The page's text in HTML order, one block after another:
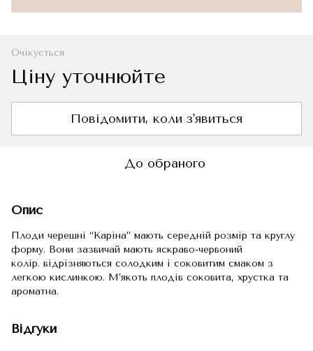
Очікується
Ціну уточнюйте
Повідомити, коли з'явиться
До обраного
Опис
Плоди черешні “Каріна” мають середній розмір та круглу
форму. Вони зазвичай мають яскраво-червоний
колір. відрізняються солодким і соковитим смаком з
легкою кислинкою. М’якоть плодів соковита, хрустка та
ароматна.
Відгуки